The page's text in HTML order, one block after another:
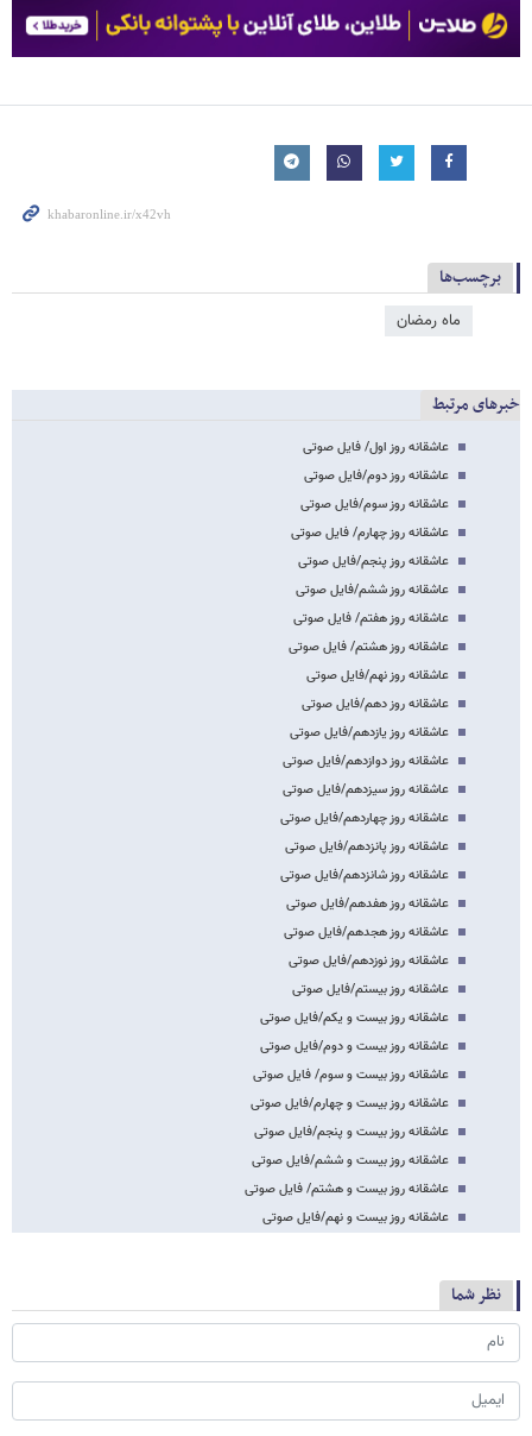
برچسب‌ها
ماه رمضان
خبرهای مرتبط
عاشقانه روز اول/ فایل صوتی
عاشقانه روز دوم/فایل صوتی
عاشقانه روز سوم/فایل صوتی
عاشقانه روز چهارم/ فایل صوتی
عاشقانه روز پنجم/فایل صوتی
عاشقانه روز ششم/فایل صوتی
عاشقانه روز هفتم/ فایل صوتی
عاشقانه روز هشتم/ فایل صوتی
عاشقانه روز نهم/فایل صوتی
عاشقانه روز دهم/فایل صوتی
عاشقانه روز یازدهم/فایل صوتی
عاشقانه روز دوازدهم/فایل صوتی
عاشقانه روز سیزدهم/فایل صوتی
عاشقانه روز چهاردهم/فایل صوتی
عاشقانه روز پانزدهم/فایل صوتی
عاشقانه روز شانزدهم/فایل صوتی
عاشقانه روز هفدهم/فایل صوتی
عاشقانه روز هجدهم/فایل صوتی
عاشقانه روز نوزدهم/فایل صوتی
عاشقانه روز بیستم/فایل صوتی
عاشقانه روز بیست و یکم/فایل صوتی
عاشقانه روز بیست و دوم/فایل صوتی
عاشقانه روز بیست و سوم/ فایل صوتی
عاشقانه روز بیست و چهارم/فایل صوتی
عاشقانه روز بیست و پنجم/فایل صوتی
عاشقانه روز بیست و ششم/فایل صوتی
عاشقانه روز بیست و هشتم/ فایل صوتی
عاشقانه روز بیست و نهم/فایل صوتی
نظر شما